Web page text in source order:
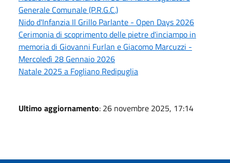
Generale Comunale (P.R.G.C.)
Nido d'Infanzia Il Grillo Parlante - Open Days 2026
Cerimonia di scoprimento delle pietre d'inciampo in
memoria di Giovanni Furlan e Giacomo Marcuzzi -
Mercoledì 28 Gennaio 2026
Natale 2025 a Fogliano Redipuglia
Ultimo aggiornamento: 26 novembre 2025, 17:14